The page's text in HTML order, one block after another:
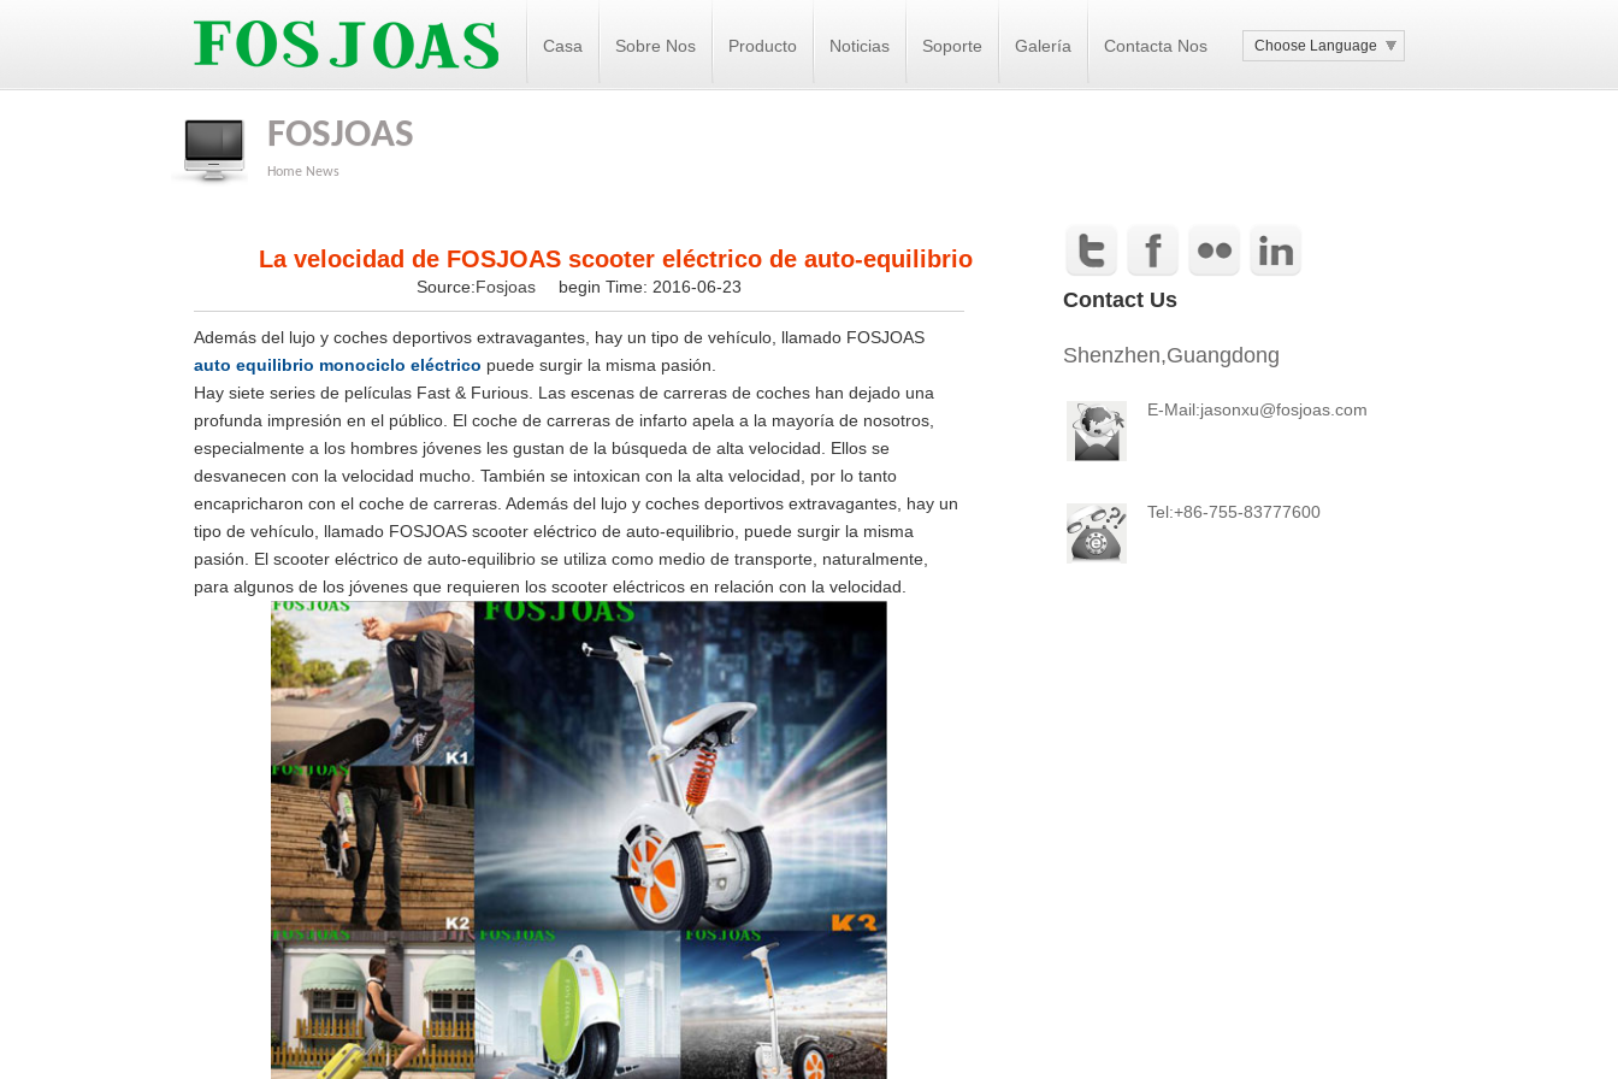
Casa Sobre Nos Producto Noticias Soporte Galería Contacta Nos Choose Language
FOSJOAS
Home News
La velocidad de FOSJOAS scooter eléctrico de auto-equilibrio
Source:Fosjoas begin Time: 2016-06-23
Además del lujo y coches deportivos extravagantes, hay un tipo de vehículo, llamado FOSJOAS
auto equilibrio monociclo eléctrico puede surgir la misma pasión.
Hay siete series de películas Fast & Furious. Las escenas de carreras de coches han dejado una
profunda impresión en el público. El coche de carreras de infarto apela a la mayoría de nosotros,
especialmente a los hombres jóvenes les gustan de la búsqueda de alta velocidad. Ellos se
desvanecen con la velocidad mucho. También se intoxican con la alta velocidad, por lo tanto
encapricharon con el coche de carreras. Además del lujo y coches deportivos extravagantes, hay un
tipo de vehículo, llamado FOSJOAS scooter eléctrico de auto-equilibrio, puede surgir la misma
pasión. El scooter eléctrico de auto-equilibrio se utiliza como medio de transporte, naturalmente,
para algunos de los jóvenes que requieren los scooter eléctricos en relación con la velocidad.
Contact Us
Shenzhen,Guangdong
E-Mail:jasonxu@fosjoas.com
Tel:+86-755-83777600